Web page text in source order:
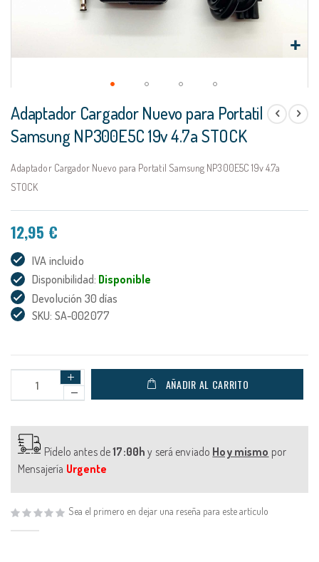
al
comienzo
de
galería
de
Adaptador Cargador Nuevo para Portatil
Samsung NP300E5C 19v 4.7a STOCK
Adaptador Cargador Nuevo para Portatil Samsung NP300E5C 19v 4.7a
STOCK
12,95 €
IVA incluido
Disponibilidad: Disponible
Devolución 30 días
SKU: SA-002077
AÑADIR AL CARRITO
Pídelo antes de17:00h y será enviado Hoy mismo por
Mensajería Urgente
Sea el primero en dejar una reseña para este artículo